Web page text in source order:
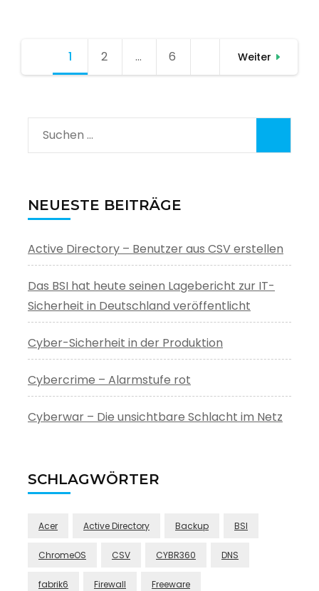
Seitennummerierung
1 Seite
2 … Seite
6 Weiter
Suchen
nach:
NEUESTE BEITRÄGE
Active Directory – Benutzer aus CSV erstellen
Das BSI hat heute seinen Lagebericht zur IT-
Sicherheit in Deutschland veröffentlicht
Cyber-Sicherheit in der Produktion
Cybercrime – Alarmstufe rot
Cyberwar – Die unsichtbare Schlacht im Netz
SCHLAGWÖRTER
Acer Active Directory Backup BSI
ChromeOS CSV CYBR360 DNS
fabrik6 Firewall Freeware